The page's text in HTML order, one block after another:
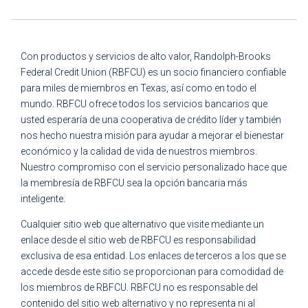
Con productos y servicios de alto valor, Randolph-Brooks
Federal Credit Union (RBFCU) es un socio financiero confiable
para miles de miembros en Texas, así como en todo el
mundo. RBFCU ofrece todos los servicios bancarios que
usted esperaría de una cooperativa de crédito líder y también
nos hecho nuestra misión para ayudar a mejorar el bienestar
económico y la calidad de vida de nuestros miembros.
Nuestro compromiso con el servicio personalizado hace que
la membresía de RBFCU sea la opción bancaria más
inteligente.
Cualquier sitio web que alternativo que visite mediante un
enlace desde el sitio web de RBFCU es responsabilidad
exclusiva de esa entidad. Los enlaces de terceros a los que se
accede desde este sitio se proporcionan para comodidad de
los miembros de RBFCU. RBFCU no es responsable del
contenido del sitio web alternativo y no representa ni al